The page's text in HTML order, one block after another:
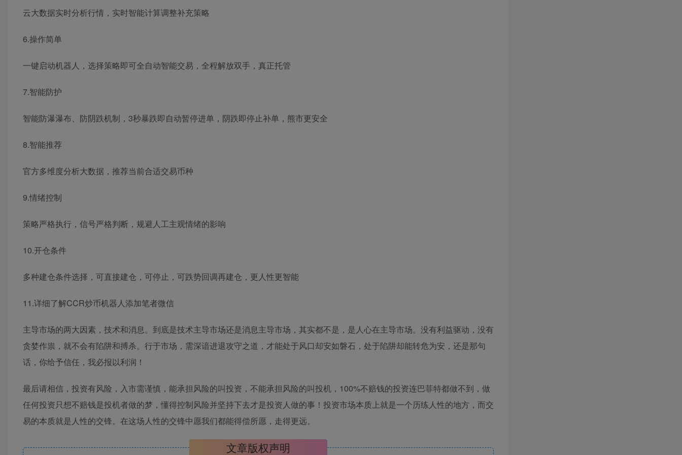
云大数据实时分析行情，实时智能计算调整补充策略
6.操作简单
一键启动机器人，选择策略即可全自动智能交易，全程解放双手，真正托管
7.智能防护
智能防瀑瀑布、防阴跌机制，3秒暴跌即自动暂停进单，阴跌即停止补单，熊市更安全
8.智能推荐
官方多维度分析大数据，推荐当前合适交易币种
9.情绪控制
策略严格执行，信号严格判断，规避人工主观情绪的影响
10.开仓条件
多种建仓条件选择，可直接建仓，可停止，可跌势回调再建仓，更人性更智能
11.详细了解CCR炒币机器人添加笔者微信
主导市场的两大因素，技术和消息。到底是技术主导市场还是消息主导市场，其实都不是，是人心在主导市场。没有利益驱动，没有
贪婪作祟，就不会有陷阱和搏杀。行于市场，需深谙进退攻守之道，才能处于风口却安如磐石，处于陷阱却能转危为安，还是那句
话，你给予信任，我必报以利润！
最后请相信，投资有风险，入市需谨慎，能承担风险的叫投资，不能承担风险的叫投机，100%不赔钱的投资连巴菲特都做不到，做
任何投资只想不赔钱是投机者做的梦，懂得控制风险并坚持下去才是投资人做的事！投资市场本质上就是一个历练人性的地方，而交
易的本质就是人性的交锋。在这场人性的交锋中愿我们都能得偿所愿，走得更远。
文章版权声明